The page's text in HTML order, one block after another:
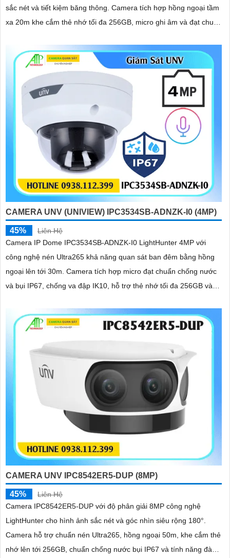
sắc nét và tiết kiệm băng thông. Camera tích hợp hồng ngoại tầm
xa 20m khe cắm thẻ nhớ tối đa 256GB, micro ghi âm và đạt chuẩn
ẩm ướt
CAMERA UNV (UNIVIEW) IPC3534SB-ADNZK-I0 (4MP)
45%
Liên Hệ
Camera IP Dome IPC3534SB-ADNZK-I0 LightHunter 4MP với
công nghệ nén Ultra265 khả năng quan sát ban đêm bằng hồng
ngoại lên tới 30m. Camera tích hợp micro đạt chuẩn chống nước
và bụi IP67, chống va đập IK10, hỗ trợ thẻ nhớ tối đa 256GB và
CAMERA UNV IPC8542ER5-DUP (8MP)
45%
Liên Hệ
Camera IPC8542ER5-DUP với độ phân giải 8MP công nghệ
LightHunter cho hình ảnh sắc nét và góc nhìn siêu rộng 180°.
Camera hỗ trợ chuẩn nén Ultra265, hồng ngoại 50m, khe cắm thẻ
nhớ lên tới 256GB, chuẩn chống nước bụi IP67 và tính năng đàm